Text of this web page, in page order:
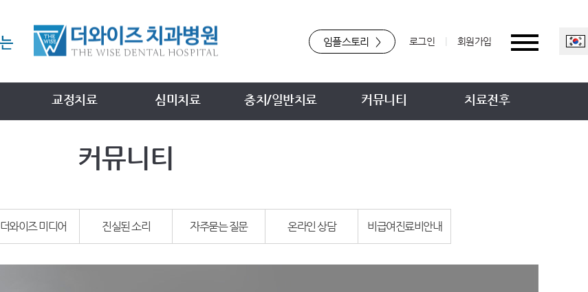
임플스토리 > 로그인 회원가입
교정치료 심미치료 충치/일반치료 커뮤니티 치료전후
커뮤니티
더와이즈 미디어 진실된 소리 자주묻는 질문 온라인 상담 비급여진료비안내